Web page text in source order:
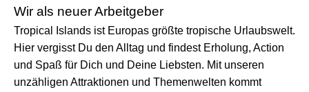
Wir als neuer Arbeitgeber
Tropical Islands ist Europas größte tropische Urlaubswelt.
Hier vergisst Du den Alltag und findest Erholung, Action
und Spaß für Dich und Deine Liebsten. Mit unseren
unzähligen Attraktionen und Themenwelten kommt